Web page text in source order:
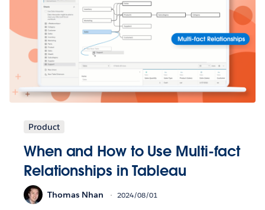
Product
When and How to Use Multi-fact
Relationships in Tableau
Thomas Nhan 2024/08/01